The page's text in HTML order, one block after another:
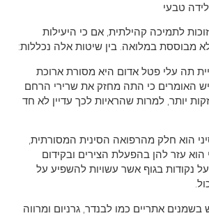
טבעי
לתמיכה קהילתית, אם כי היעילות
מבוססת במלואה. בין שיטות אלה נכללות:
תה עלי פטל אדום היא מסורת ארוכת
האומרים כי התה מחזק את שרירי הרחם
יותר, למרות שהראיות לכך עדיין לא חד
סיני הוא חלק מהרפואה הסינית המסורתית,
הוא עזר להן בהפעלת הצירים ובקידום
נקודות בגוף אשר עשויות להשפיע על
בשמנים אתריים כמו לבנדר, גרניום ומרווה